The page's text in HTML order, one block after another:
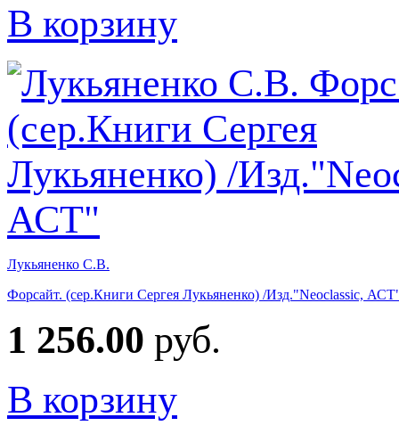
В корзину
Лукьяненко С.В.
Форсайт. (сер.Книги Сергея Лукьяненко) /Изд."Neoclassic,
1 256.00 руб.
В корзину